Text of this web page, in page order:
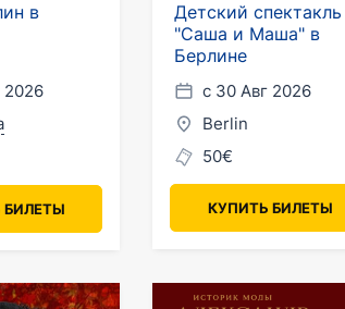
в
2026
БИЛЕТЫ
Детский спектакль
"Саша и Маша" в
Берлине
с 30 Авг 2026
Berlin
50€
КУПИТЬ БИЛЕТЫ